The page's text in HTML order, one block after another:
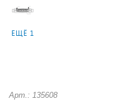
ЕЩЁ 1
Арт.: 135608